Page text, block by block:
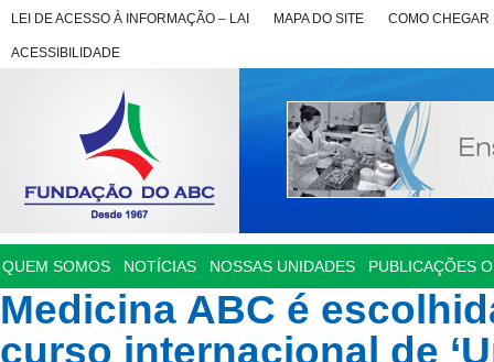
LEI DE ACESSO À INFORMAÇÃO – LAI MAPA DO SITE COMO CHEGAR
ACESSIBILIDADE
QUEM SOMOS NOTÍCIAS NOSSAS UNIDADES PUBLICAÇÕES
Medicina ABC é
curso internacional de